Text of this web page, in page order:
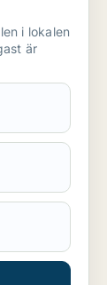
i lokalen
är